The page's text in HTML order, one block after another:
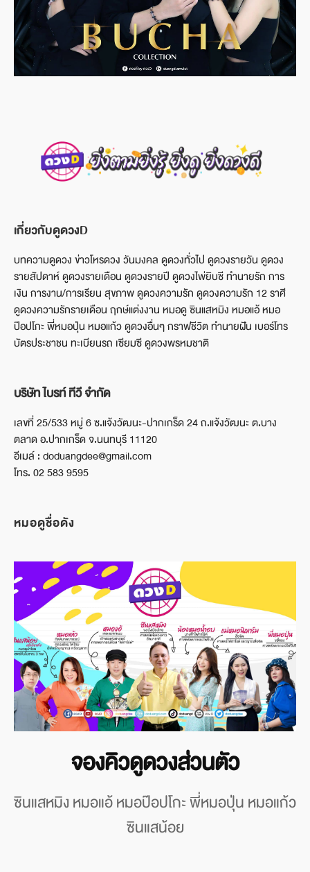
เกี่ยวกับดูดวงD
บทความดูดวง ข่าวโหรดวง วันมงคล ดูดวงทั่วไป ดูดวงรายวัน ดูดวง
รายสัปดาห์ ดูดวงรายเดือน ดูดวงรายปี ดูดวงไพ่ยิบซี ทำนายรัก การ
เงิน การงาน/การเรียน สุขภาพ ดูดวงความรัก ดูดวงความรัก 12 ราศี
ดูดวงความรักรายเดือน ฤกษ์แต่งงาน หมอดู ซินแสหมิง หมอแอ้ หมอ
ป๊อปโกะ พี่หมอปุ่น หมอแก้ว ดูดวงอื่นๆ กราฟชีวิต ทำนายฝัน เบอร์โทร
บัตรประชาชน ทะเบียนรถ เซียมซี ดูดวงพรหมชาติ
บริษัท ไบรท์ ทีวี จำกัด
เลขที่ 25/533 หมู่ 6 ซ.แจ้งวัฒนะ-ปากเกร็ด 24 ถ.แจ้งวัฒนะ ต.บาง
ตลาด อ.ปากเกร็ด จ.นนทบุรี 11120
อีเมล์ : doduangdee@gmail.com
โทร. 02 583 9595
หมอดูชื่อดัง
จองคิวดูดวงส่วนตัว
ซินแสหมิง หมอแอ้ หมอป๊อปโกะ พี่หมอปุ่น หมอแก้ว
ซินแสน้อย